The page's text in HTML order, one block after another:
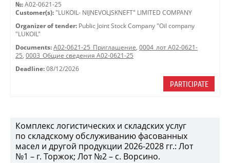
№: A02-0621-25
Customer(s): "LUKOIL- NIJNEVOLJSKNEFT" LIMITED COMPANY
Organizer of tender: Public Joint Stock Company "Oil company
"LUKOIL"
Documents: A02-0621-25_Приглашение, 0004_лот A02-0621-
25, 0003_Общие сведения A02-0621-25
Deadline: 08/12/2026
PARTICIPATE
Комплекс логистических и складских услуг
по складскому обслуживанию фасованных
масел и другой продукции 2026-2028 гг.: Лот
№1 – г. Торжок; Лот №2 – с. Ворсино.